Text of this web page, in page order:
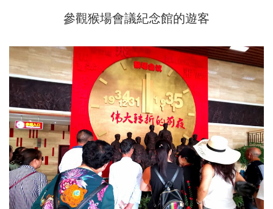
參觀猴場會議紀念館的遊客